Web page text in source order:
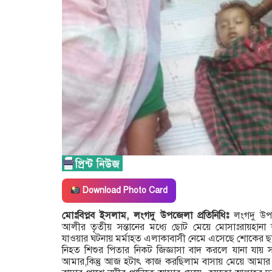
Download Photo Card
মোঃবিপ্লব ইসলাম, লংগদু উপজেলা প্রতিনিধিঃলংগদু
আলীর তৃতীয় সন্তানের মধ্যে ছোট মেয়ে
যাওয়ার ঘটনায় মর্মাহত এলাকাবাসী নেমে এসেছে শোকের
নিহত শিশুর পিতার নিকট জিজ্ঞাসা বাদ করলে যানা
আমার,কিন্তু আজ হটাৎ কাজ করছিলাম বাসায় মেয়ে